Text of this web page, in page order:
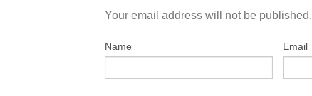
Your email address will not be published.
Name Email